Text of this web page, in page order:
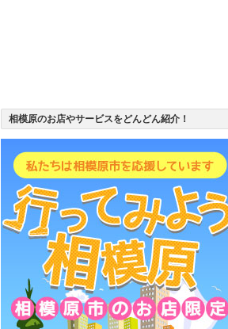
相模原のお店やサービスをどんどん紹介！